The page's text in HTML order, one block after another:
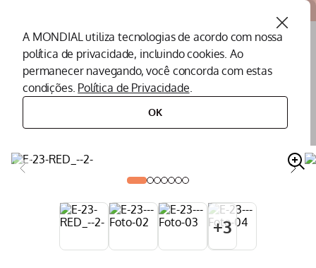
A MONDIAL utiliza tecnologias de acordo com nossa
política de privacidade, incluindo cookies. Ao
permanecer navegando, você concorda com estas
condições. Política de Privacidade.
OK
O que você procura?
eletroportáteis para cozinha
+3
2º Air Fryer
Assistencia Tecnica